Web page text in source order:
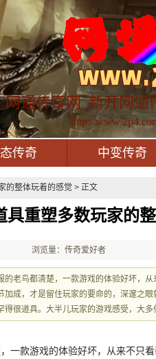
网通传奇网_新开网通
http://
传奇 中变传奇
的整体玩着的感觉 > 正文
具重塑多数玩家的
浏览量：传奇爱好者
的老鸟都清楚，一款游戏的体验好坏，
加成，才是留住玩家的要命的，深邃之
得很道具。大半儿玩家的游戏感受，大多
一款游戏的体验好坏，从来不只